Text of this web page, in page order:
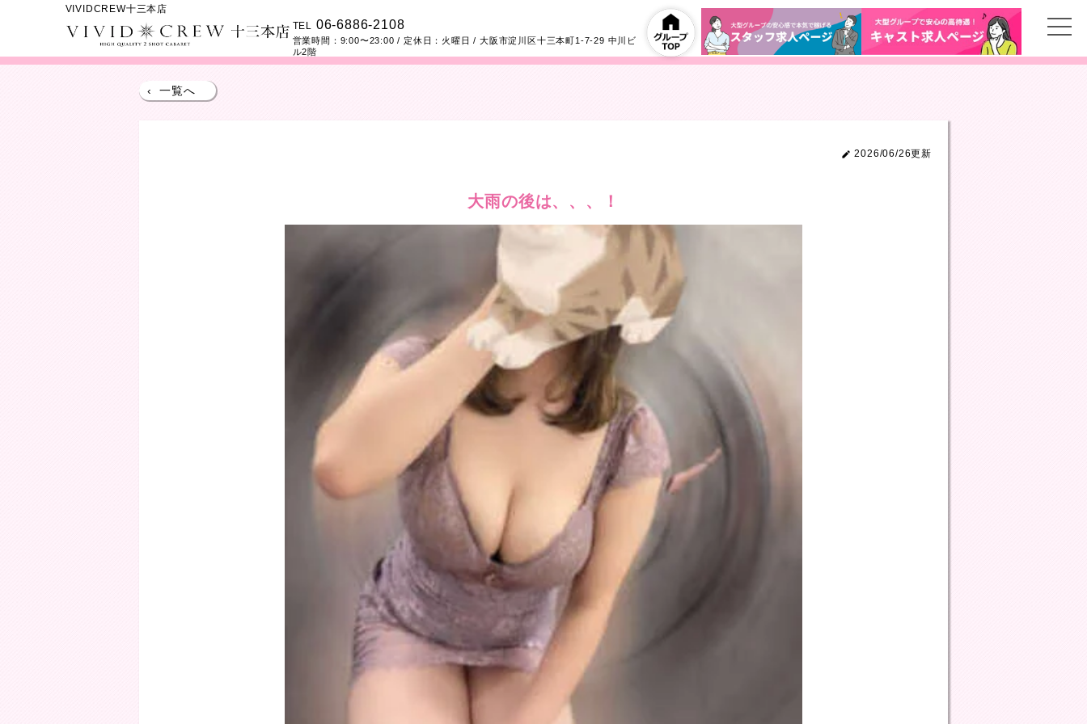
VIVIDCREW十三本店
TEL 06-6886-2108
営業時間： 9:00〜23:00 / 定休日：火曜日 /大阪市淀川区十三本町1-7-29 中川ビ
ル2階
‹ 一覧へ
2026/06/26更新
大雨の後は、、、！